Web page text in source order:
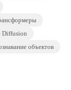
Diffusion
объектов